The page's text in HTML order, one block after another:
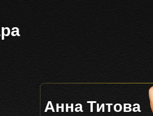
Анна Титова